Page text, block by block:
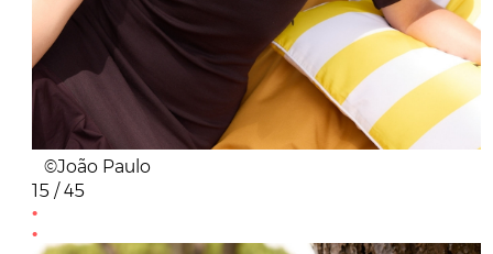
©João Paulo
15 / 45